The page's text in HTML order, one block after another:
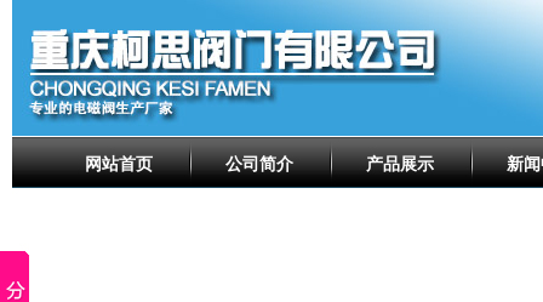
网站首页 公司简介 产品展示 新